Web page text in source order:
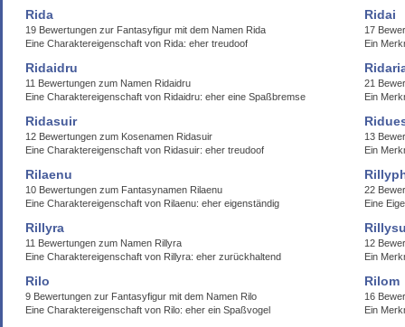
Rida
19 Bewertungen zur Fantasyfigur mit dem Namen Rida
Eine Charaktereigenschaft von Rida: eher treudoof
Ridai
17
Ein
Ridaidru
11 Bewertungen zum Namen Ridaidru
Eine Charaktereigenschaft von Ridaidru: eher eine Spaßbremse
21
Ein
Ridasuir
12 Bewertungen zum Kosenamen Ridasuir
Eine Charaktereigenschaft von Ridasuir: eher treudoof
13
Ein
Rilaenu
10 Bewertungen zum Fantasynamen Rilaenu
Eine Charaktereigenschaft von Rilaenu: eher eigenständig
22
Eine
Rillyra
11 Bewertungen zum Namen Rillyra
Eine Charaktereigenschaft von Rillyra: eher zurückhaltend
12
Ein
Rilo
9 Bewertungen zur Fantasyfigur mit dem Namen Rilo
Eine Charaktereigenschaft von Rilo: eher ein Spaßvogel
Rilom
16
Ein